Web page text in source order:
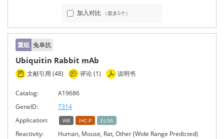
加入对比 （最多5个）
重组 兔单抗
Ubiquitin Rabbit mAb
文献引用 (48) 评论 (1) 说明书
Catalog:
A19686
GeneID:
7314
Application:
WB IHC-P ELISA
Reactivity:
Human, Mouse, Rat, Other (Wide Range Predicted)